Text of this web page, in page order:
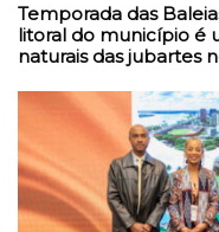
Temporada das
litoral do município é
naturais das jubartes